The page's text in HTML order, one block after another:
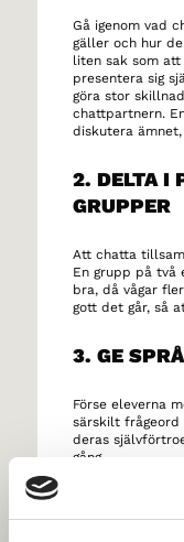
Gå igenom vad
gäller och hur
liten sak som
presentera sig
göra stor
chattpartnern.
diskutera
2. DELTA I
GRUPPER
Att chatta
En grupp på
bra, då vågar
gott det går, så
3. GE
Förse eleverna
särskilt frågeord
deras
gång.